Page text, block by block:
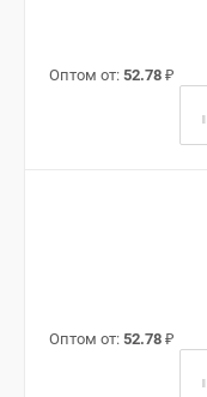
Оптом от: 52.78 ₽
Оптом от: 52.78 ₽